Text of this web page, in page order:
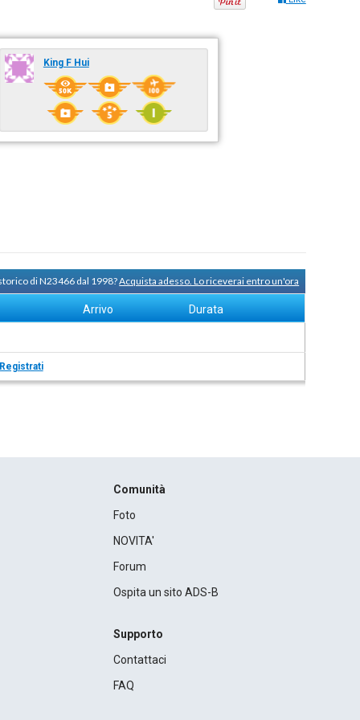
King F Hui
di N23466 dal 1998?Acquista adesso. Lo riceverai entro un'ora
Arrivo Durata
Comunità
Foto
NOVITA'
Forum
Ospita un sito ADS-B
Supporto
Contattaci
FAQ